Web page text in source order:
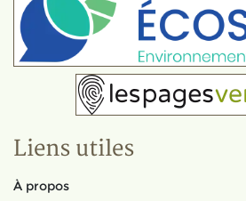
Liens utiles
À propos